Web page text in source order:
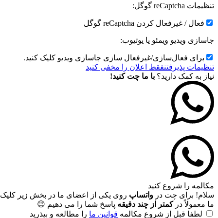
تنظیمات reCaptcha گوگل:
فعال / غیرفعال کردن reCaptcha گوگل
جاسازی ویدیو ویمئو یا یوتیوب:
برای فعال‌سازی/غیرفعال سازی جاسازی ویدیو کلیک کنید.
تنظیمات پذیرفتنفقط اعلان را مخفی کنید
نیاز به کمک دارید؟ با ما چت کنید!
مکالمه را شروع کنید
سلام! برای چت در واتساپ روی یکی از اعضای ما در بخش زیر کلیک
ما معمولاً درکمتر از چند دقیقه پاسخ شما را می دهیم 😉
لطفا قبل از شروع مکالمه قوانین ما را مطالعه و بپذرید